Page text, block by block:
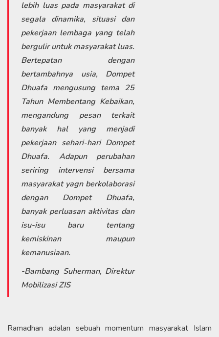
lebih luas pada masyarakat di
segala dinamika, situasi dan
pekerjaan lembaga yang telah
bergulir untuk masyarakat luas.
Bertepatan dengan
bertambahnya usia, Dompet
Dhuafa mengusung tema 25
Tahun Membentang Kebaikan,
mengandung pesan terkait
banyak hal yang menjadi
pekerjaan sehari-hari Dompet
Dhuafa. Adapun perubahan
seriring intervensi bersama
masyarakat yagn berkolaborasi
dengan Dompet Dhuafa,
banyak perluasan aktivitas dan
isu-isu baru tentang
kemiskinan maupun
kemanusiaan.
-Bambang Suherman, Direktur
Mobilizasi ZIS
Ramadhan adalan sebuah momentum masyarakat Islam